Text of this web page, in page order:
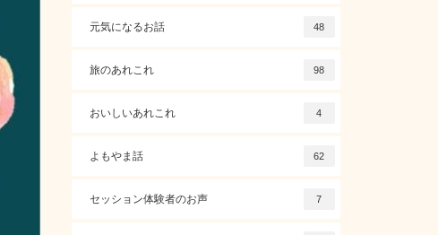
元気になるお話 48
旅のあれこれ 98
おいしいあれこれ 4
よもやま話 62
セッション体験者のお声 7